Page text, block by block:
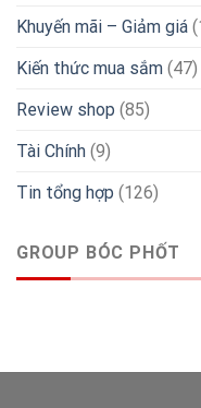
Khuyến mãi – Giảm giá
Kiến thức mua sắm (47)
Review shop (85)
Tài Chính (9)
Tin tổng hợp (126)
GROUP BÓC PHỐT